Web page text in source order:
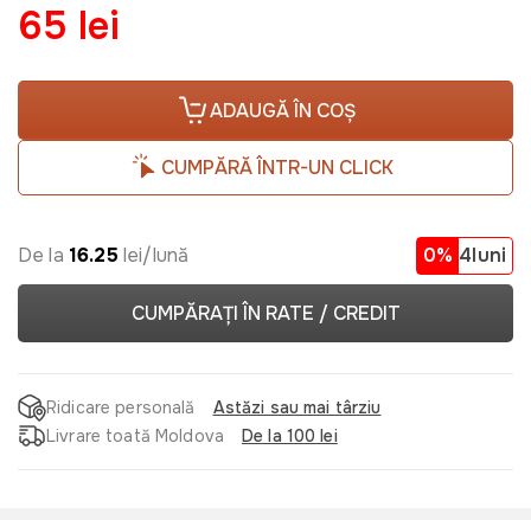
65 lei
ADAUGĂ ÎN COȘ
CUMPĂRĂ ÎNTR-UN CLICK
De la 16.25 lei/lună 0% 4luni
CUMPĂRAȚI ÎN RATE / CREDIT
Ridicare personală
Astăzi sau mai târziu
Livrare toată Moldova
De la 100 lei